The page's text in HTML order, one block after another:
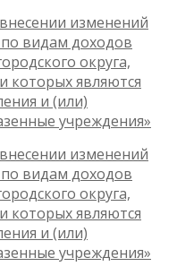
изменений
видам доходов
округа,
которых являются
и (или)
учреждения»
изменений
видам доходов
округа,
которых являются
и (или)
учреждения»